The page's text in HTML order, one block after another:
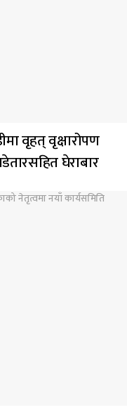
वृहत् वृक्षारोपण
घेराबार